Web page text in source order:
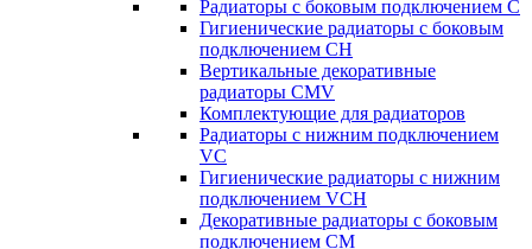
Радиаторы c боковым подключением C
Гигиенические радиаторы c боковым
подключением CH
Вертикальные декоративные
радиаторы CMV
Комплектующие для радиаторов
Радиаторы c нижним подключением
VC
Гигиенические радиаторы c нижним
подключением VCH
Декоративные радиаторы с боковым
подключением CM